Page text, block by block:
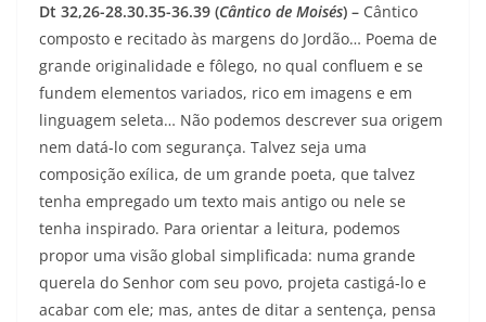
Dt 32,26-28.30.35-36.39 (Cântico de Moisés) – Cântico
composto e recitado às margens do Jordão… Poema de
grande originalidade e fôlego, no qual confluem e se
fundem elementos variados, rico em imagens e em
linguagem seleta… Não podemos descrever sua origem
nem datá-lo com segurança. Talvez seja uma
composição exílica, de um grande poeta, que talvez
tenha empregado um texto mais antigo ou nele se
tenha inspirado. Para orientar a leitura, podemos
propor uma visão global simplificada: numa grande
querela do Senhor com seu povo, projeta castigá-lo e
acabar com ele; mas, antes de ditar a sentença, pensa